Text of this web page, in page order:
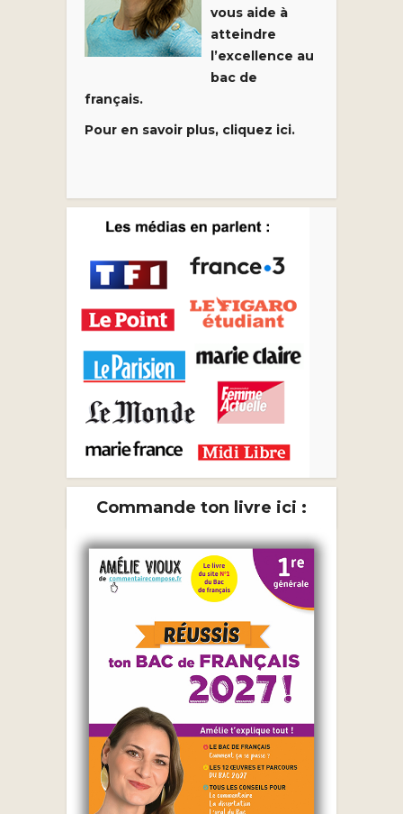
vous aide à
atteindre
l’excellence au
bac de
français.
Pour en savoir plus, cliquez ici.
Commande ton livre ici :